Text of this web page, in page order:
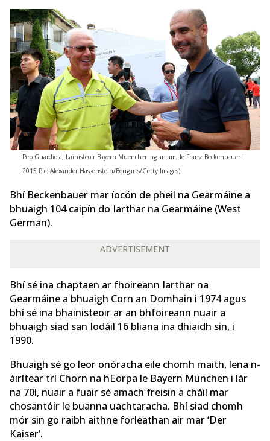
Pep Guardiola, bainisteoir Bayern Muenchen ag an am, le Franz Beckenbauer i
2015 Pic: Alexander Hassenstein/Bongarts/Getty Images)
Bhí Beckenbauer mar íocón de pheil na Gearmáine a
bhuaigh 104 caipín do Iarthar na Gearmáine (West
German).
ADVERTISEMENT
Bhí sé ina chaptaen ar fhoireann Iarthar na
Gearmáine a bhuaigh Corn an Domhain i 1974 agus
bhí sé ina bhainisteoir ar an bhfoireann nuair a
bhuaigh siad san Iodáil 16 bliana ina dhiaidh sin, i
1990.
Bhuaigh sé go leor onóracha eile chomh maith, lena n-
áirítear trí Chorn na hEorpa le Bayern München i lár
na 70í, nuair a fuair sé amach freisin a cháil mar
chosantóir le buanna uachtaracha. Bhí siad chomh
mór sin go raibh aithne forleathan air mar ‘Der
Kaiser’.